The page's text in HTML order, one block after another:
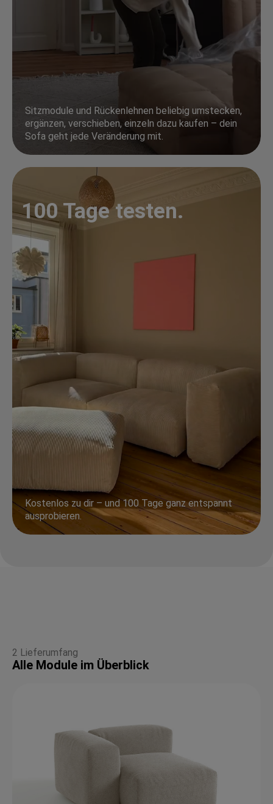
Sitzmodule und Rückenlehnen beliebig umstecken,
ergänzen, verschieben, einzeln dazu kaufen – dein
Sofa geht jede Veränderung mit.
100 Tage testen.
Kostenlos zu dir – und 100 Tage ganz entspannt
ausprobieren.
2 Lieferumfang
Alle Module im Überblick